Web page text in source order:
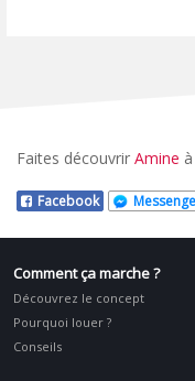
Faites découvrir Amine
Facebook
Comment ça marche ?
Découvrez le concept
Pourquoi louer ?
Conseils